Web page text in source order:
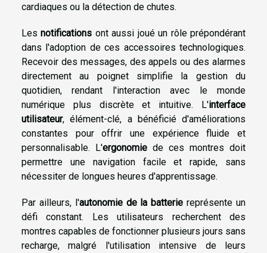
cardiaques ou la détection de chutes.
Lesnotifications ont aussi joué un rôle prépondérant
dans l'adoption de ces accessoires technologiques.
Recevoir des messages, des appels ou des alarmes
directement au poignet simplifie la gestion du
quotidien, rendant l'interaction avec le monde
numérique plus discrète et intuitive. L'interface
utilisateur, élément-clé, a bénéficié d'améliorations
constantes pour offrir une expérience fluide et
personnalisable. L'ergonomie de ces montres doit
permettre une navigation facile et rapide, sans
nécessiter de longues heures d'apprentissage.
Par ailleurs, l'autonomie de la batterie représente un
défi constant. Les utilisateurs recherchent des
montres capables de fonctionner plusieurs jours sans
recharge, malgré l'utilisation intensive de leurs